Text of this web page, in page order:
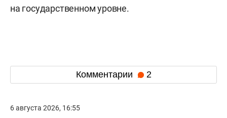
на государственном уровне.
Комментарии 2
6 августа 2026, 16:55